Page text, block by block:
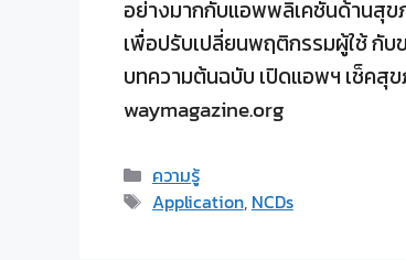
อย่างมากกับแอพพลิเคชั่นด้านสุข
เพื่อปรับเปลี่ยนพฤติกรรมผู้ใช้ กับ
บทความต้นฉบับ เปิดแอพฯ เช็คสุ
waymagazine.org
ความรู้
Application, NCDs